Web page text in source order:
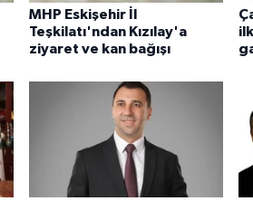
MHP Eskişehir İl
Teşkilatı'ndan Kızılay'a
ziyaret ve kan bağışı